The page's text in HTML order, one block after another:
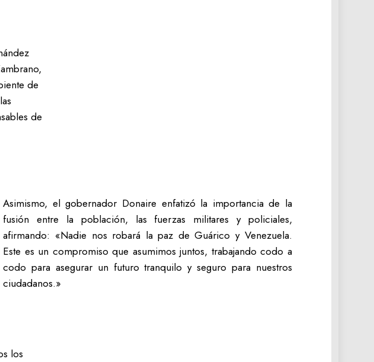
de
de
Asimismo, el gobernador Donaire enfatizó la importancia de la
fusión entre la población, las fuerzas militares y policiales,
afirmando: «Nadie nos robará la paz de Guárico y Venezuela.
Este es un compromiso que asumimos juntos, trabajando codo a
codo para asegurar un futuro tranquilo y seguro para nuestros
ciudadanos.»
los